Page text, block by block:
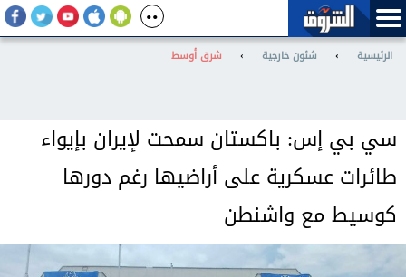
الرئيسية › شئون خارجية › شرق أوسط
سي بي إس: باكستان سمحت لإيران بإيواء
طائرات عسكرية على أراضيها رغم دورها
كوسيط مع واشنطن